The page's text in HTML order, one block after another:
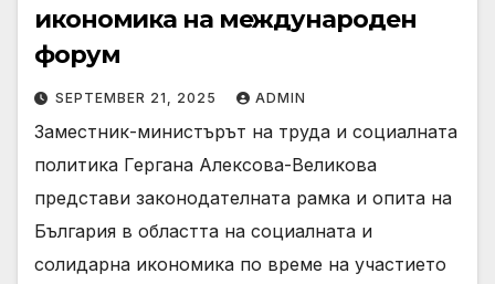
икономика на международен
форум
SEPTEMBER 21, 2025 ADMIN
Заместник-министърът на труда и социалната
политика Гергана Алексова-Великова
представи законодателната рамка и опита на
България в областта на социалната и
солидарна икономика по време на участието